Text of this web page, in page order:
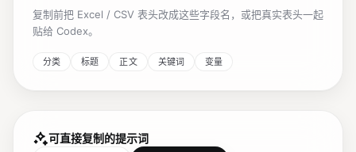
复制前把 Excel / CSV 表头改成这些字段名，或把真实表头一起
贴给 Codex。
分类 标题 正文 关键词 变量
可直接复制的提示词